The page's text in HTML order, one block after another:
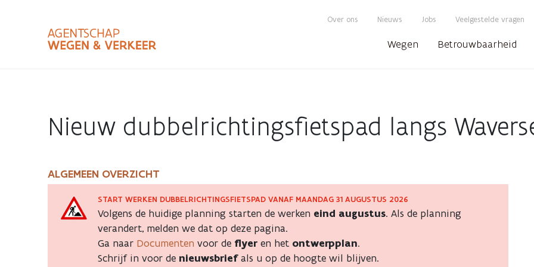
Over ons Nieuws Jobs Veelgestelde vragen
Wegen Betrouwbaarheid
Zoekbalk
Nieuw dubbelrichtingsfietspad langs
Nieuw
dubbelrichtingsfietspad
langs
ALGEMEEN OVERZICHT
START WERKEN DUBBELRICHTINGSFIETSPAD VANAF MAANDAG 31 AUGUSTUS 2026
Volgens de huidige planning starten de werken eind augustus. Als de planning
verandert, melden we dat op deze pagina.
Ga naar Documenten voor de flyer en het ontwerpplan.
Schrijf in voor de nieuwsbriefals u op de hoogte wil blijven.